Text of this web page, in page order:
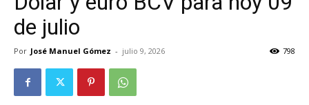
de julio
Por José Manuel Gómez - julio 9, 2026 798